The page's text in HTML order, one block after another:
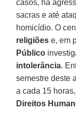
casos, há
sacras e até
homicídio. O
religiões e, em
Público
intolerância.
semestre deste
a cada 15
Direitos